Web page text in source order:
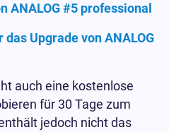
ANALOG #5 professional
Upgrade von ANALOG
auch eine kostenlose
für 30 Tage zum
jedoch nicht das